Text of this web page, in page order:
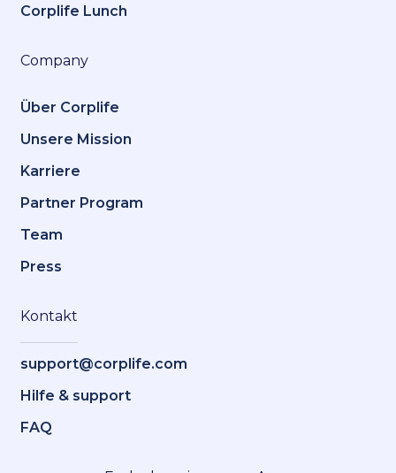
Corplife Lunch
Company
Über Corplife
Unsere Mission
Karriere
Partner Program
Team
Press
Kontakt
support@corplife.com
Hilfe & support
FAQ